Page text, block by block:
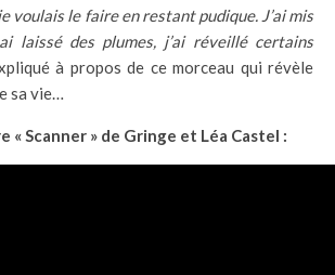
voulais le faire en restant pudique. J’ai mis
laissé des plumes, j’ai réveillé certains
à propos de ce morceau qui révèle
sa vie…
« Scanner » de Gringe et Léa Castel :